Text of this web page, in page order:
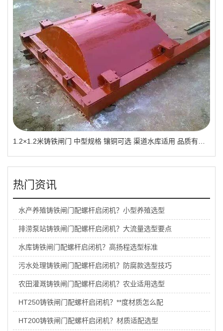
1.2×1.2米铸铁闸门 中型规格 镶铜可选 渠道水库适用 品质有助于维持
热门资讯
水产养殖铸铁闸门配螺杆启闭机？小型养殖选型
排涝泵站铸铁闸门配螺杆启闭机？大流量选型要点
水库铸铁闸门配螺杆启闭机？高扬程选型标准
污水处理铸铁闸门配螺杆启闭机？防腐款选型技巧
农田灌溉铸铁闸门配螺杆启闭机？农业适用选型
HT250铸铁闸门配螺杆启闭机？**度材质怎么配
HT200铸铁闸门配螺杆启闭机？材质适配选型